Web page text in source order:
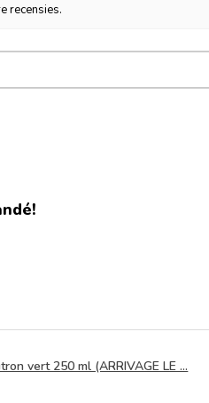
recensies.
vert 250 ml (ARRIVAGE LE ...